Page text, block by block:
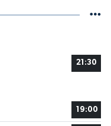
21:30
19:00